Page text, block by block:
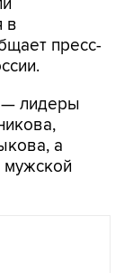
в
пресс-
— лидеры
а
мужской